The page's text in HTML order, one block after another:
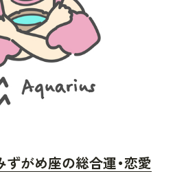
ずがめ座の総合運・恋愛